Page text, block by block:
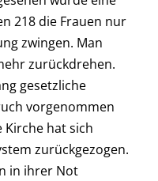
218 die Frauen nur
zwingen. Man
zurückdrehen.
gesetzliche
vorgenommen
Kirche hat sich
zurückgezogen.
in ihrer Not